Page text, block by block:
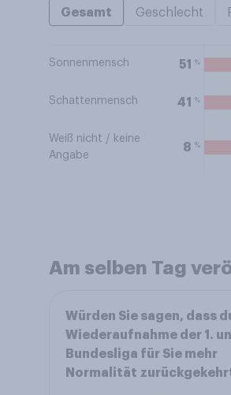
Gesamt Geschlecht
Sonnenmensch 51 %
Schattenmensch 41 %
Weiß nicht / keine
Angabe
8 %
Am selben Tag
Würden Sie sagen, dass
Wiederaufnahme der 1.
Bundesliga für Sie mehr
Normalität